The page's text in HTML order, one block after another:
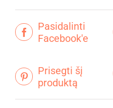
Pasidalinti
Facebook'e
Prisegti šį
produktą